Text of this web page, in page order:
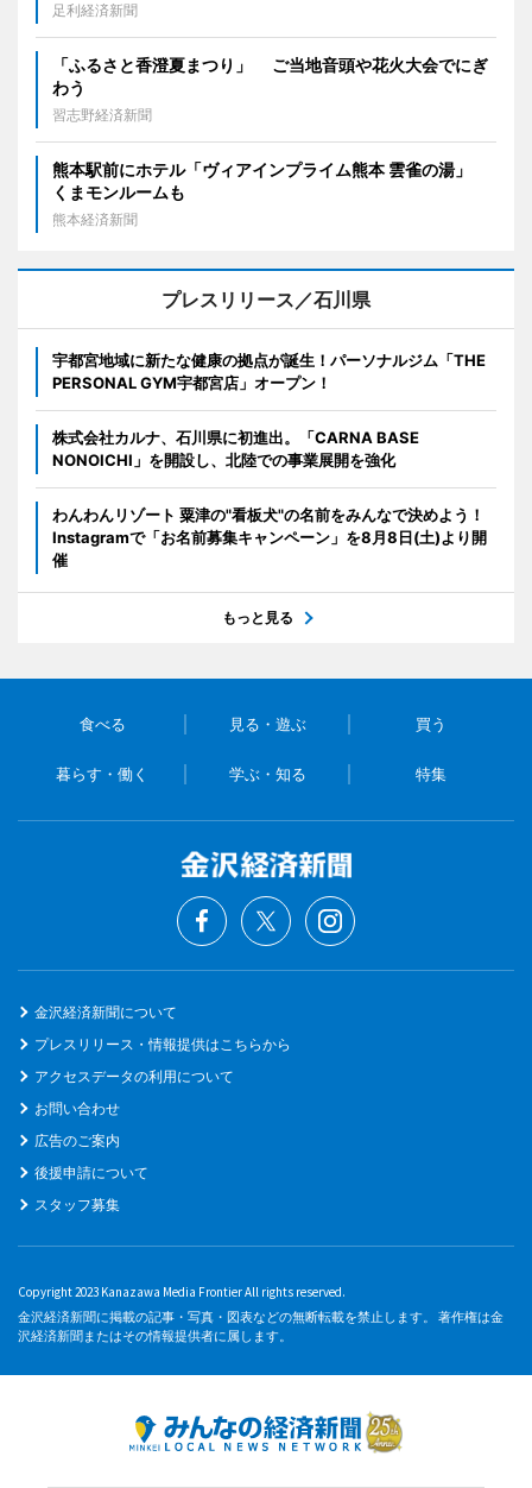
足利経済新聞
「ふるさと香澄夏まつり」 ご当地音頭や花火大会でにぎ
わう
習志野経済新聞
熊本駅前にホテル「ヴィアインプライム熊本 雲雀の湯」
くまモンルームも
熊本経済新聞
プレスリリース／石川県
宇都宮地域に新たな健康の拠点が誕生！パーソナルジム「THE
PERSONAL GYM宇都宮店」オープン！
株式会社カルナ、石川県に初進出。「CARNA BASE
NONOICHI」を開設し、北陸での事業展開を強化
わんわんリゾート 粟津の"看板犬"の名前をみんなで決めよう！
Instagramで「お名前募集キャンペーン」を8月8日(土)より開
催
もっと見る
食べる 見る・遊ぶ 買う
暮らす・働く 学ぶ・知る 特集
金沢経済新聞について
プレスリリース・情報提供はこちらから
アクセスデータの利用について
お問い合わせ
広告のご案内
後援申請について
スタッフ募集
Copyright 2023 Kanazawa Media Frontier All rights reserved.
金沢経済新聞に掲載の記事・写真・図表などの無断転載を禁止します。 著作権は金
沢経済新聞またはその情報提供者に属します。